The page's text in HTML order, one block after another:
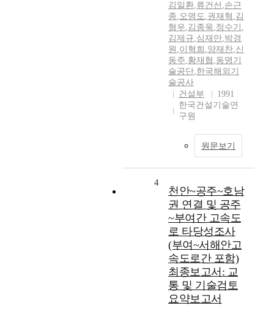
김일환,류건선 ,손근
종,오명도,권재혁 ,김
형우,김종욱,정수기 ,
김제규,심재만,박경
원 ,이혁희 ,양재찬,신
동주,황재협 ,동명기
술공단,한국해외기
술공사
건설부
1991
한국건설기술연
구원
원문보기
4
천안~공주~호남
권 연결 및 공주
~부여간 고속도
로 타당성조사
(부여~서해안고
속도로간 포함)
최종보고서: 교
통 및 기술검토
요약보고서